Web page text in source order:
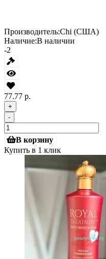
Производитель:Chi (США)
Наличие:В наличии
-2
77.77 р.
+
-
В корзину
Купить в 1 клик